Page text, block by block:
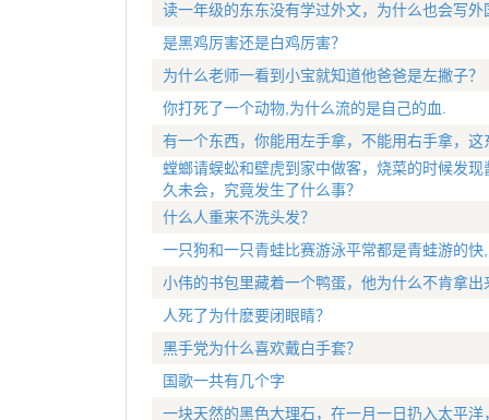
读一年级的东东没有学过外文，为什么也会写外
是黑鸡厉害还是白鸡厉害？
为什么老师一看到小宝就知道他爸爸是左撇子？
你打死了一个动物,为什么流的是自己的血.
有一个东西，你能用左手拿，不能用右手拿，这
螳螂请蜈蚣和壁虎到家中做客，烧菜的时候发
久未会，究竟发生了什么事？
什么人重来不洗头发？
一只狗和一只青蛙比赛游泳平常都是青蛙游的
小伟的书包里藏着一个鸭蛋，他为什么不肯拿出
人死了为什麽要闭眼睛？
黑手党为什么喜欢戴白手套？
国歌一共有几个字
一块天然的黑色大理石，在一月一日扔入太平洋